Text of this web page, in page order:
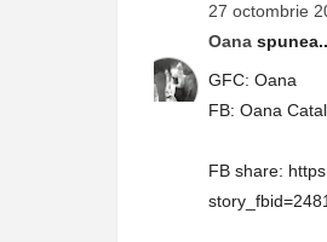
27 octombrie
Oana
GFC: Oana
FB: Oana
FB share: